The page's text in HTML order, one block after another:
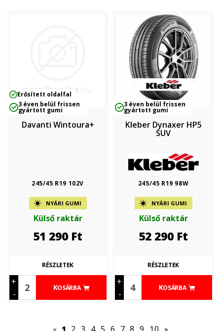
Erősített oldalfal
3 éven belül frissen
gyártott gumi
Davanti Wintoura+
245/45 R19 102V
NYÁRI GUMI
Külső raktár
51 290 Ft
+
-
KOSÁRBA
RÉSZLETEK
3 éven belül frissen
gyártott gumi
Kleber Dynaxer HP5
SUV
245/45 R19 98W
NYÁRI GUMI
Külső raktár
52 290 Ft
+
-
KOSÁRBA
RÉSZLETEK